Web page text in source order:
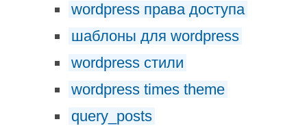
wordpress права доступа
шаблоны для wordpress
wordpress стили
wordpress times theme
query_posts